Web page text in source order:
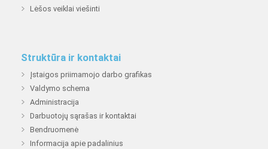
Lėšos veiklai viešinti
Struktūra ir kontaktai
Įstaigos priimamojo darbo grafikas
Valdymo schema
Administracija
Darbuotojų sąrašas ir kontaktai
Bendruomenė
Informacija apie padalinius